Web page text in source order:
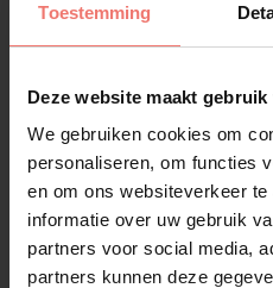
Toestemming
Deze website maakt
We gebruiken cookies om
personaliseren, om functies
en om ons websiteverkeer
informatie over uw gebruik
partners voor social media,
partners kunnen deze